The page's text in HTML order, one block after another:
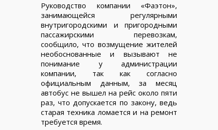
Руководство компании «Фаэтон»,
занимающейся регулярными
внутригородскими и пригородными
пассажирскими перевозкам,
сообщило, что возмущение жителей
необоснованные и вызывают не
понимание у администрации
компании, так как согласно
официальным данным, за месяц
автобус не вышел на рейс около пяти
раз, что допускается по закону, ведь
старая техника ломается и на ремонт
требуется время.